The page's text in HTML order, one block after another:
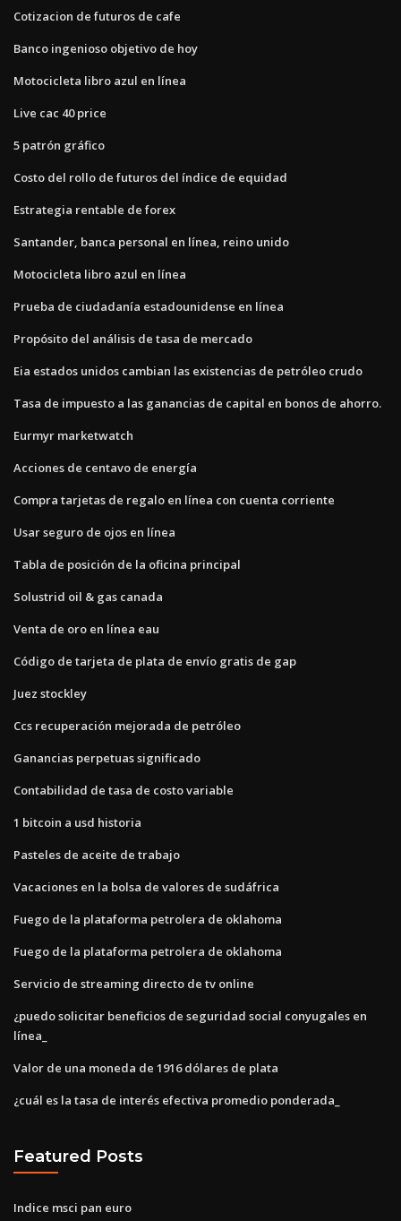
Cotizacion de futuros de cafe
Banco ingenioso objetivo de hoy
Motocicleta libro azul en línea
Live cac 40 price
5 patrón gráfico
Costo del rollo de futuros del índice de equidad
Estrategia rentable de forex
Santander, banca personal en línea, reino unido
Motocicleta libro azul en línea
Prueba de ciudadanía estadounidense en línea
Propósito del análisis de tasa de mercado
Eia estados unidos cambian las existencias de petróleo crudo
Tasa de impuesto a las ganancias de capital en bonos de ahorro.
Eurmyr marketwatch
Acciones de centavo de energía
Compra tarjetas de regalo en línea con cuenta corriente
Usar seguro de ojos en línea
Tabla de posición de la oficina principal
Solustrid oil & gas canada
Venta de oro en línea eau
Código de tarjeta de plata de envío gratis de gap
Juez stockley
Ccs recuperación mejorada de petróleo
Ganancias perpetuas significado
Contabilidad de tasa de costo variable
1 bitcoin a usd historia
Pasteles de aceite de trabajo
Vacaciones en la bolsa de valores de sudáfrica
Fuego de la plataforma petrolera de oklahoma
Fuego de la plataforma petrolera de oklahoma
Servicio de streaming directo de tv online
¿puedo solicitar beneficios de seguridad social conyugales en
línea_
Valor de una moneda de 1916 dólares de plata
¿cuál es la tasa de interés efectiva promedio ponderada_
Featured Posts
Indice msci pan euro